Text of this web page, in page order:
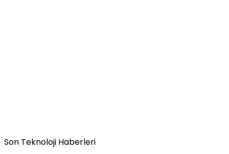
Son Teknoloji Haberleri